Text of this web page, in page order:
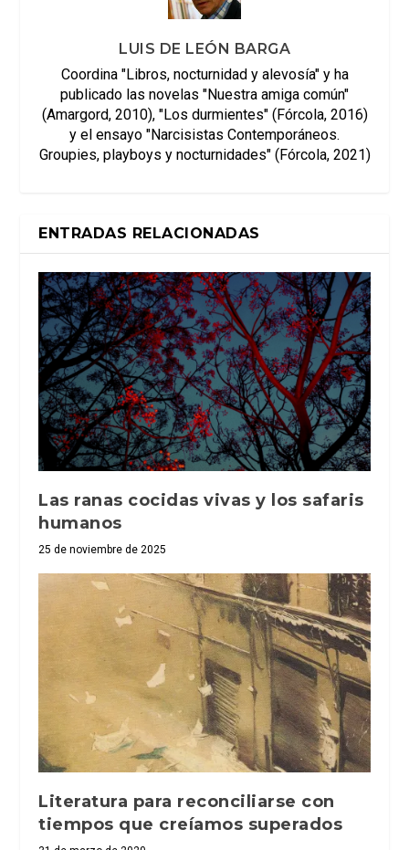
LUIS DE LEÓN BARGA
Coordina "Libros, nocturnidad y alevosía" y ha
publicado las novelas "Nuestra amiga común"
(Amargord, 2010), "Los durmientes" (Fórcola, 2016)
y el ensayo "Narcisistas Contemporáneos.
Groupies, playboys y nocturnidades" (Fórcola, 2021)
ENTRADAS RELACIONADAS
Las ranas cocidas vivas y los safaris
humanos
25 de noviembre de 2025
Literatura para reconciliarse con
tiempos que creíamos superados